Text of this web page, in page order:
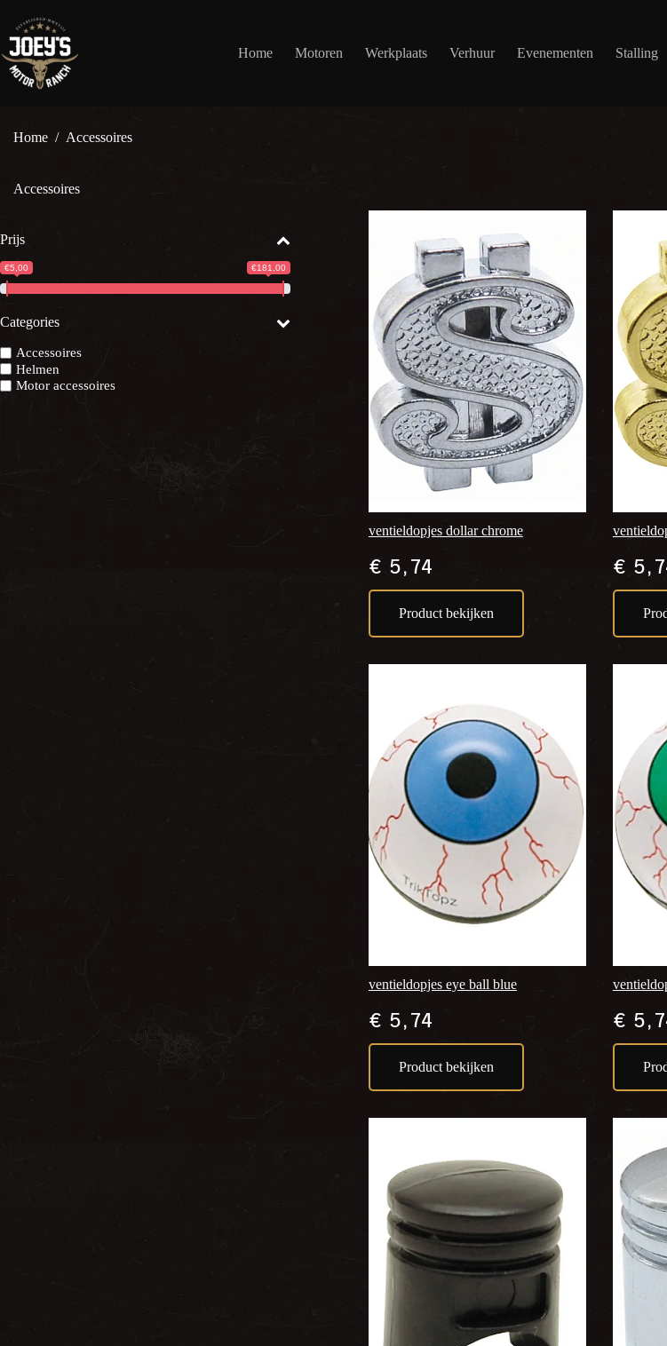
naar
de
inhoud
Home Motoren Werkplaats Verhuur Evenementen Stalling
Home / Accessoires
Accessoires
ventieldopjes dollar chrome
€5,74
Product bekijken
€
ventieldopjes eye ball blue
€5,74
Product bekijken
€
Prijs
€5,00 €181,00
Categories
Accessoires
Helmen
Motor accessoires